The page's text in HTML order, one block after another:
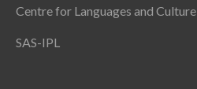
Centre for Languages and Culture
SAS-IPL